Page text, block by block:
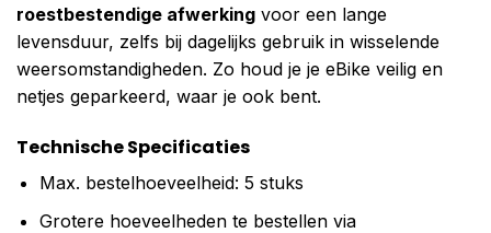
roestbestendige afwerking voor een lange
levensduur, zelfs bij dagelijks gebruik in wisselende
weersomstandigheden. Zo houd je je eBike veilig en
netjes geparkeerd, waar je ook bent.
Technische Specificaties
Max. bestelhoeveelheid: 5 stuks
Grotere hoeveelheden te bestellen via